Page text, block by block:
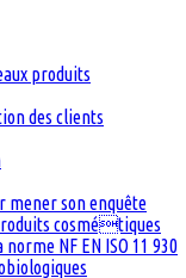
produits
des clients
mener son enquête
cosmétiques
NF EN ISO 11 930